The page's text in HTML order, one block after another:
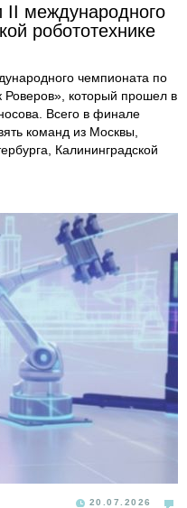
международного
робототехнике
чемпионата по
Роверов», который прошел в
Всего в финале
команд из Москвы,
Калининградской
20.07.2026